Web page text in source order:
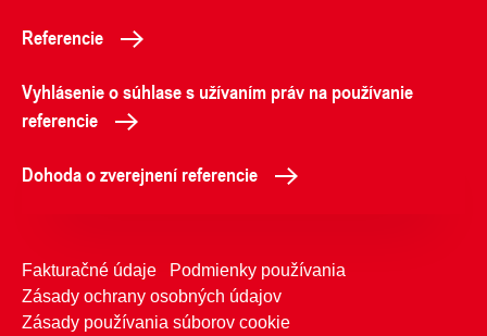
Referencie
Vyhlásenie o súhlase s užívaním práv na používanie
referencie
Dohoda o zverejnení referencie
Fakturačné údaje
Podmienky používania
Zásady ochrany osobných údajov
Zásady používania súborov cookie